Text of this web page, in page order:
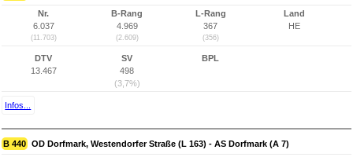
Nr.
6.037
(11.703)
B-Rang
4.969
(2.609)
L-Rang
367
(356)
Land
HE
DTV
13.467
SV
498
(3,7%)
BPL
Infos...
B 440 OD Dorfmark, Westendorfer Straße (L 163) - AS Dorfmark (A 7)